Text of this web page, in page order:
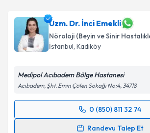
Uzm. Dr. İnci Emekli
Nöroloji (Beyin ve Sinir
İstanbul, Kadıköy
Medipol Acıbadem Bölge Hastanesi
Acıbadem, Şht. Emin Çölen Sokağı No:4, 34718
0 (850) 811 32 74
Randevu Talep Et
Randevu Takvimi Talebi